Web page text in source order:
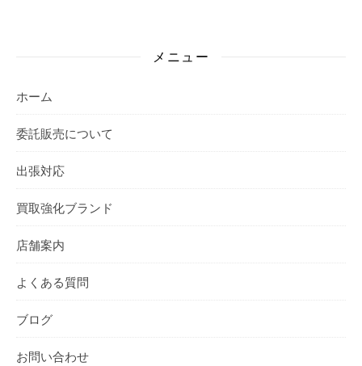
メニュー
ホーム
委託販売について
出張対応
買取強化ブランド
店舗案内
よくある質問
ブログ
お問い合わせ